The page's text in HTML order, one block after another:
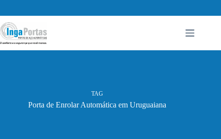
conteúdo
TAG
Porta de Enrolar Automática em Uruguaiana